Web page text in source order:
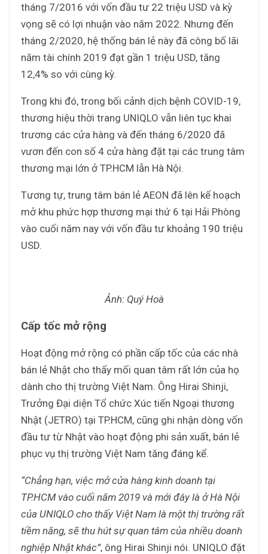
tháng 7/2016 với vốn đầu tư 22 triệu USD và kỳ
vọng sẽ có lợi nhuận vào năm 2022. Nhưng đến
tháng 2/2020, hệ thống bán lẻ này đã công bố lãi
năm tài chính 2019 đạt gần 1 triệu USD, tăng
12,4% so với cùng kỳ.
Trong khi đó, trong bối cảnh dịch bệnh COVID-19,
thương hiệu thời trang UNIQLO vẫn liên tục khai
trương các cửa hàng và đến tháng 6/2020 đã
vươn đến con số 4 cửa hàng đặt tại các trung tâm
thương mại lớn ở TP.HCM lẫn Hà Nội.
Tương tự, trung tâm bán lẻ AEON đã lên kế hoạch
mở khu phức hợp thương mại thứ 6 tại Hải Phòng
vào cuối năm nay với vốn đầu tư khoảng 190 triệu
USD.
Ảnh: Quý Hoà
Cấp tốc mở rộng
Hoạt động mở rộng có phần cấp tốc của các nhà
bán lẻ Nhật cho thấy mối quan tâm rất lớn của họ
dành cho thị trường Việt Nam. Ông Hirai Shinji,
Trưởng Đại diện Tổ chức Xúc tiến Ngoại thương
Nhật (JETRO) tại TP.HCM, cũng ghi nhận dòng vốn
đầu tư từ Nhật vào hoạt động phi sản xuất, bán lẻ
phục vụ thị trường Việt Nam tăng đáng kể.
“Chẳng hạn, việc mở cửa hàng kinh doanh tại
TP.HCM vào cuối năm 2019 và mới đây là ở Hà Nội
của UNIQLO cho thấy Việt Nam là một thị trường rất
tiềm năng, sẽ thu hút sự quan tâm của nhiều doanh
nghiệp Nhật khác”, ông Hirai Shinji nói. UNIQLO đặt